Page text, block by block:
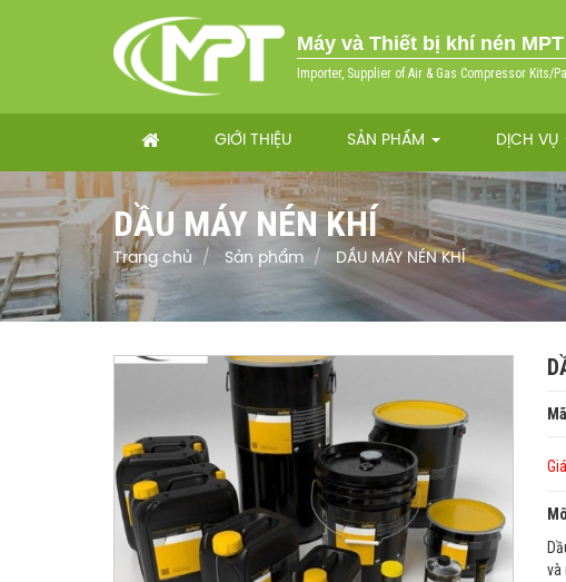
Máy và Thiết bị khí nén MPT
Importer, Supplier of Air & Gas Compressor Kits/
GIỚI THIỆU SẢN PHẨM DỊCH VỤ
DẦU MÁY NÉN KHÍ
Trang chủ Sản phẩm DẦU MÁY NÉN KHÍ
và